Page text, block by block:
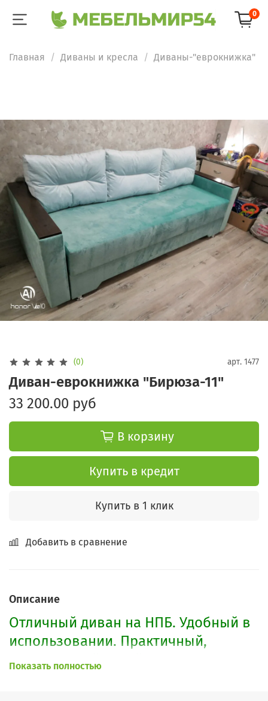
0
Главная Диваны и кресла Диваны-"еврокнижка"
(0) арт. 1477
Диван-еврокнижка "Бирюза-11"
33 200.00 руб
В корзину
Купить в кредит
Купить в 1 клик
Добавить в сравнение
Описание
Отличный диван на НПБ. Удобный в
использовании. Практичный,
классический дизайн. Большое
Показать полностью